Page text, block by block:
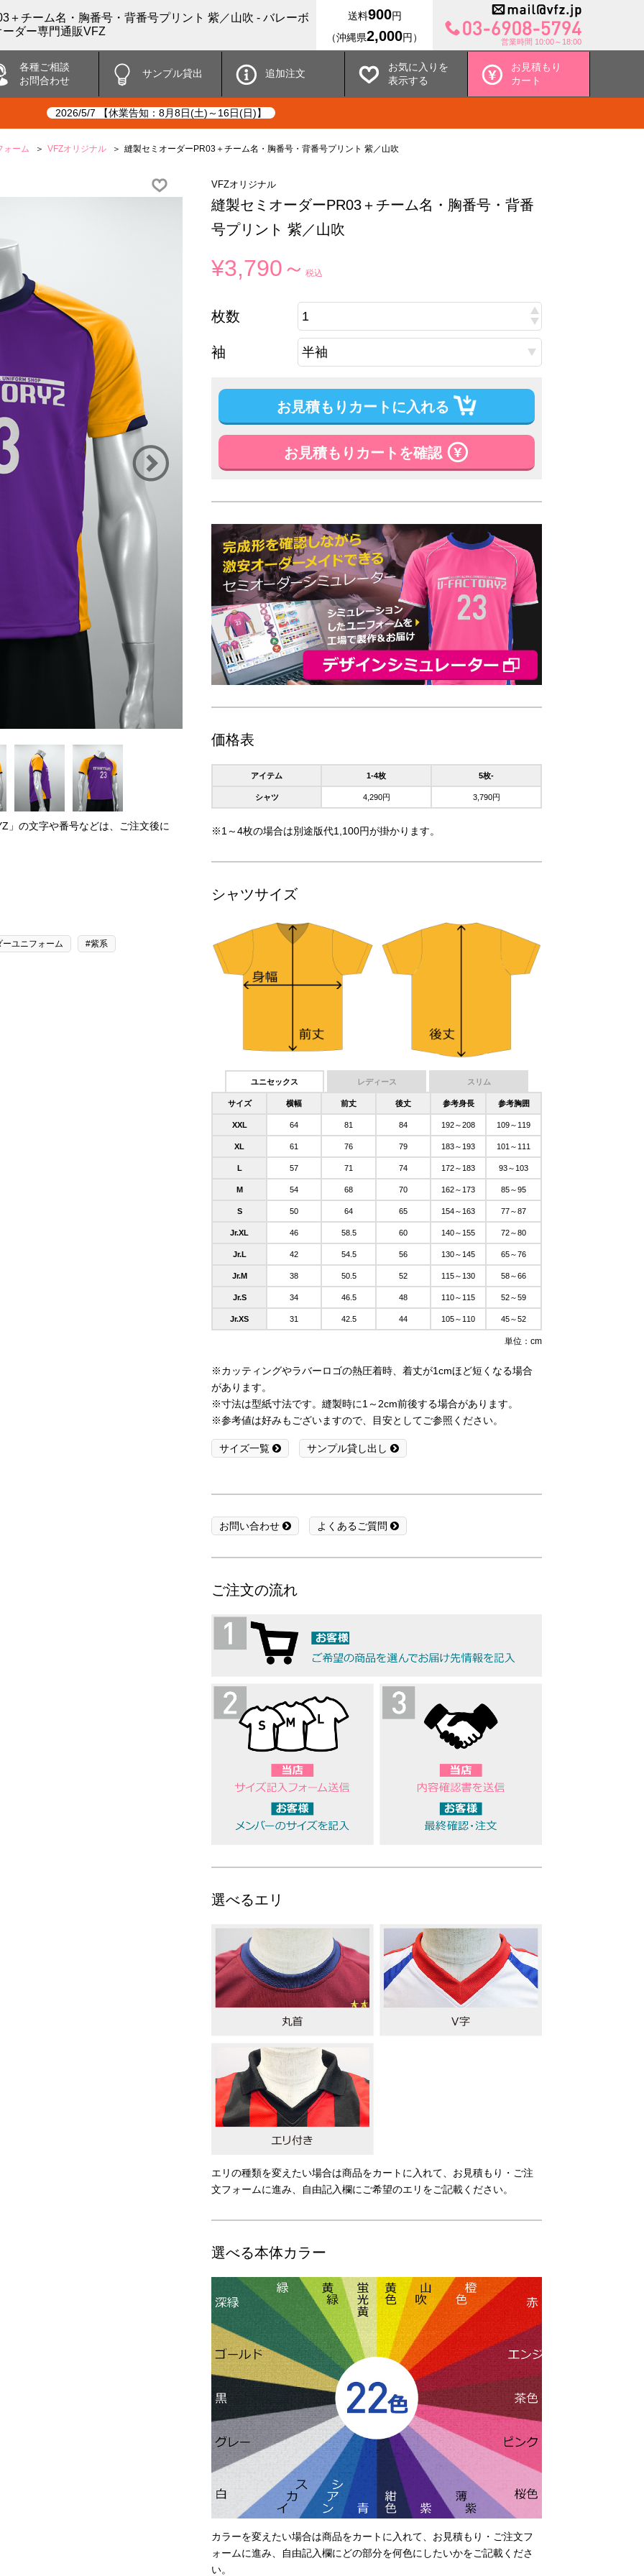
＋チーム名・胸番号・背番号プリント 紫／山吹 - バレーボ
ダー専門通販VFZ
送料900円
（沖縄県2,000円） 営業時間 10:00～18:00
各種ご相談
お問合わせ
サンプル貸出 追加注文
お気に入りを
表示する
お見積もり
カート
2026/5/7 【休業告知：8月8日(土)～16日(日)】
ォーム VFZオリジナル 縫製セミオーダーPR03＋チーム名・胸番号・背番号プリント 紫／山吹
」の文字や番号などは、ご注文後に
ユニフォーム #紫系
VFZオリジナル
縫製セミオーダーPR03＋チーム名・胸番号・背番
号プリント 紫／山吹
¥3,790～ 税込
枚数
袖
お見積もりカートに入れる
お見積もりカートを確認
価格表
アイテム 1-4枚 5枚-
シャツ 4,290円 3,790円
※1～4枚の場合は別途版代1,100円が掛かります。
シャツサイズ
ユニセックス レディース スリム
サイズ 横幅 前丈 後丈 参考身長 参考胸囲
XXL 64 81 84 192～208 109～119
XL 61 76 79 183～193 101～111
L 57 71 74 172～183 93～103
M 54 68 70 162～173 85～95
S 50 64 65 154～163 77～87
Jr.XL 46 58.5 60 140～155 72～80
Jr.L 42 54.5 56 130～145 65～76
Jr.M 38 50.5 52 115～130 58～66
Jr.S 34 46.5 48 110～115 52～59
Jr.XS 31 42.5 44 105～110 45～52
単位：cm
※カッティングやラバーロゴの熱圧着時、着丈が1cmほど短くなる場合
があります。
※寸法は型紙寸法です。縫製時に1～2cm前後する場合があります。
※参考値は好みもございますので、目安としてご参照ください。
サイズ一覧 サンプル貸し出し
お問い合わせ よくあるご質問
ご注文の流れ
選べるエリ
エリの種類を変えたい場合は商品をカートに入れて、お見積もり・ご注
文フォームに進み、自由記入欄にご希望のエリをご記載ください。
選べる本体カラー
カラーを変えたい場合は商品をカートに入れて、お見積もり・ご注文フ
ォームに進み、自由記入欄にどの部分を何色にしたいかをご記載くださ
い。